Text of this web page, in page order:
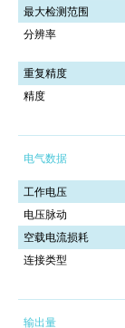
最大检测范围
分辨率
重复精度
精度
电气数据
工作电压
电压脉动
空载电流损耗
连接类型
输出量